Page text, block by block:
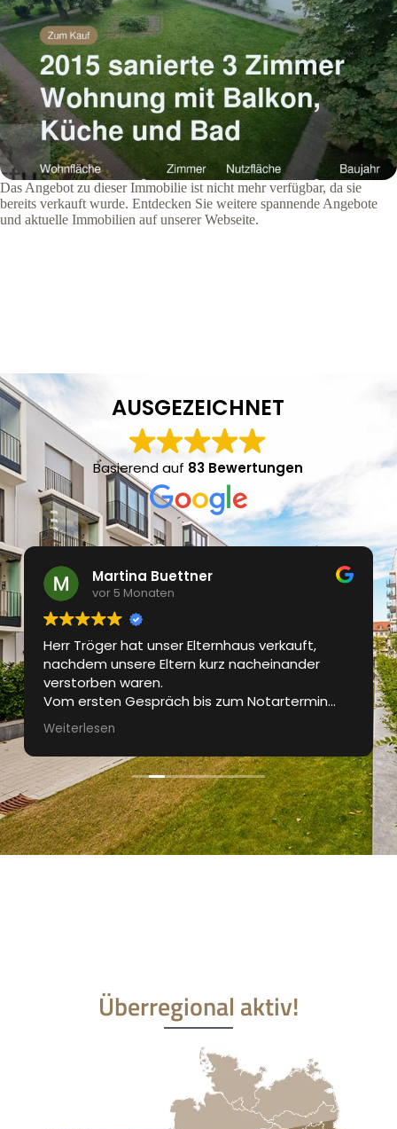
Das Angebot zu dieser Immobilie ist nicht mehr verfügbar, da sie
bereits verkauft wurde. Entdecken Sie weitere spannende Angebote
und aktuelle Immobilien auf unserer Webseite.
AUSGEZEICHNET
Basierend auf 83 Bewertungen
Martina Buettner
vor 5 Monaten
Herr Tröger hat unser Elternhaus verkauft,
nachdem unsere Eltern kurz nacheinander
verstorben waren.
Vom ersten Gespräch bis zum Notartermin
waren wir bestens betreut. Das Exposé wurde
professionell gestaltet, die
Besichtigungstermine waren gut organisiert.
Regelmässig wurden wir über den aktuellen
Stand des Verkaufprozesses informiert.
Sehr guter und professioneller Auftritt und für
uns die perfekte Lösung in einer für uns nicht
einfachen Zeit.
Weiterlesen
Überregional aktiv!